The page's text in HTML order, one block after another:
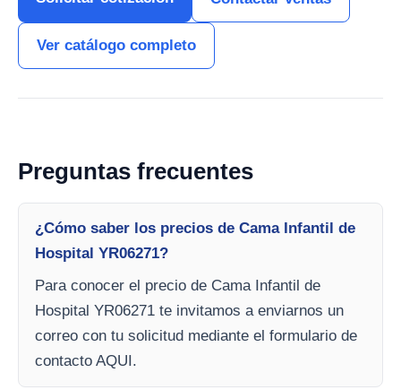
Ver catálogo completo
Preguntas frecuentes
¿Cómo saber los precios de Cama Infantil de
Hospital YR06271?
Para conocer el precio de Cama Infantil de
Hospital YR06271 te invitamos a enviarnos un
correo con tu solicitud mediante el formulario de
contacto AQUI.